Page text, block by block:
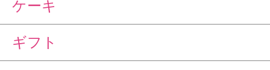
ケーキ
ギフト